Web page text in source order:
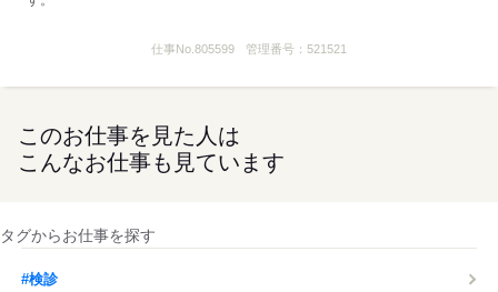
仕事No.805599 管理番号： 521521
このお仕事を見た人は
こんなお仕事も見ています
タグからお仕事を探す
#検診